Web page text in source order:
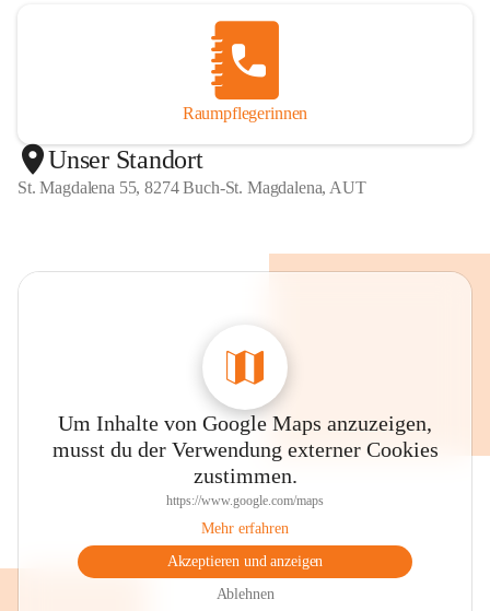
Raumpflegerinnen
Unser Standort
St. Magdalena 55, 8274 Buch-St. Magdalena, AUT
Um Inhalte von Google Maps anzuzeigen,
musst du der Verwendung externer Cookies
zustimmen.
https://www.google.com/maps
Mehr erfahren
Akzeptieren und anzeigen
Ablehnen